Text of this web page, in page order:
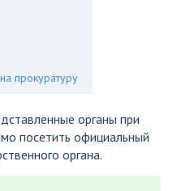
прокуратуру
органы при
посетить официальный
органа.